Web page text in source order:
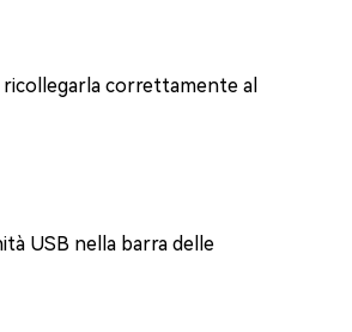
correttamente al
USB nella barra delle